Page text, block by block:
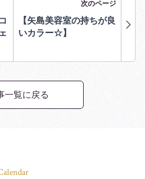
次のページ
【矢島美容室の持ちが良
いカラー☆】
一覧に戻る